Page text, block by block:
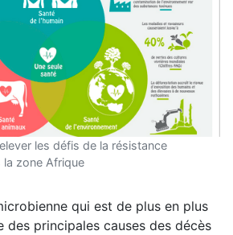
les défis de la résistance
zone Afrique
qui est de plus en plus
des principales causes des décès